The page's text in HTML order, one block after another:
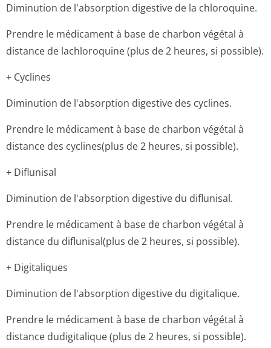
Diminution de l'absorption digestive de la chloroquine.
Prendre le médicament à base de charbon végétal à
distance de lachloroquine (plus de 2 heures, si possible).
+ Cyclines
Diminution de l'absorption digestive des cyclines.
Prendre le médicament à base de charbon végétal à
distance des cyclines(plus de 2 heures, si possible).
+ Diflunisal
Diminution de l'absorption digestive du diflunisal.
Prendre le médicament à base de charbon végétal à
distance du diflunisal(plus de 2 heures, si possible).
+ Digitaliques
Diminution de l'absorption digestive du digitalique.
Prendre le médicament à base de charbon végétal à
distance dudigitalique (plus de 2 heures, si possible).